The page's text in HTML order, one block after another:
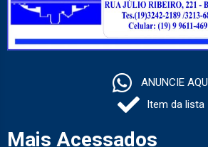
ANUNCIE AQUI
Item da lista
Mais Acessados